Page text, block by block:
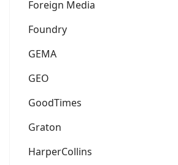
Foreign Media
Foundry
GEMA
GEO
GoodTimes
Graton
HarperCollins